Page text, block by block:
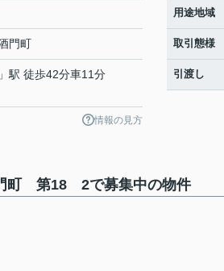
門町
」駅 徒歩42分車11分
情報の見方
用途地域
取引態様
引渡し
町 第18 2で募集中の物件